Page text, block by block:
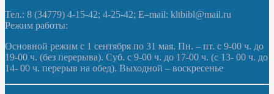
Тел.: 8 (34779) 4-15-42; 4-25-42; E–mail: kltbibl@mail.ru
Режим работы:
Основной режим с 1 сентября по 31 мая. Пн. – пт. с 9-00 ч. до
19-00 ч. (без перерыва). Суб. с 9-00 ч. до 17-00 ч. (с 13- 00 ч. до
14- 00 ч. перерыв на обед). Выходной – воскресенье